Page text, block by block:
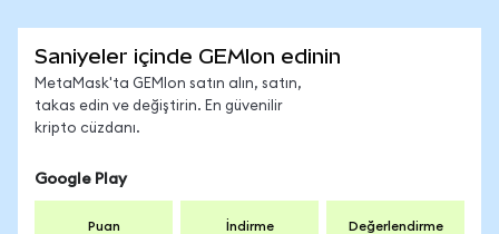
Saniyeler içinde GEMIon edinin
MetaMask'ta GEMIon satın alın, satın,
takas edin ve değiştirin. En güvenilir
kripto cüzdanı.
Google Play
Puan İndirme Değerlendirme